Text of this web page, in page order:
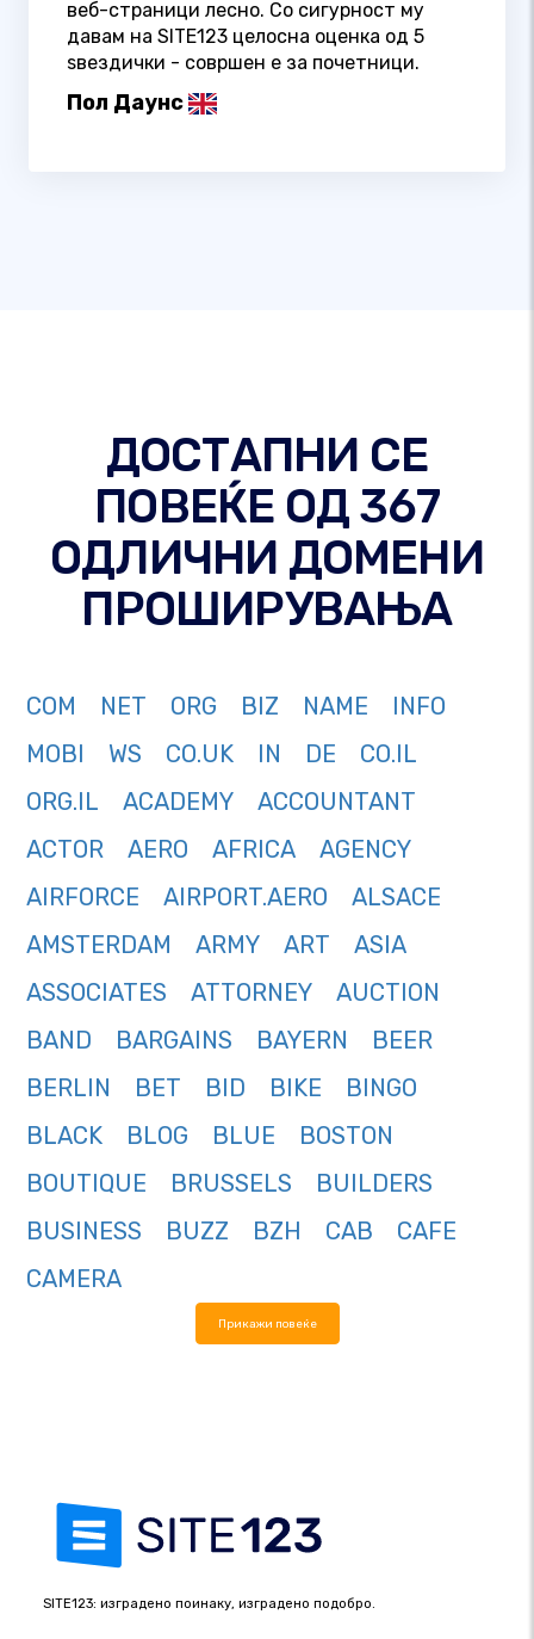
веб-страници лесно. Со сигурност му
давам на SITE123 целосна оценка од 5
ѕвездички - совршен е за почетници.
Пол Даунс
ДОСТАПНИ СЕ
ПОВЕЌЕ ОД 367
ОДЛИЧНИ ДОМЕНИ
ПРОШИРУВАЊА
COM NET ORG BIZ NAME
INFO
MOBI
WS CO.UK IN DE
CO.IL
ORG.IL
ACADEMY
ACCOUNTANT
ACTOR
AERO AFRICA
AGENCY
AIRFORCE
AIRPORT.AERO
ALSACE
AMSTERDAM
ARMY ART
ASIA
ASSOCIATES
ATTORNEY
AUCTION
BAND
BARGAINS BAYERN
BEER
BERLIN
BET BID BIKE
BINGO
BLACK
BLOG BLUE
BOSTON
BOUTIQUE
BRUSSELS
BUILDERS
BUSINESS
BUZZ BZH CAB
CAFE
CAMERA
Прикажи повеќе
SITE123: изградено поинаку, изградено подобро.